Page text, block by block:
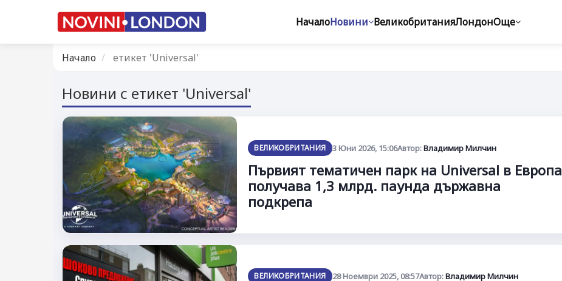
НачалоНовини ВеликобританияЛондонОще
Начало етикет 'Universal'
Новини с етикет 'Universal'
ВЕЛИКОБРИТАНИЯ 3 Юни 2026, 15:06Автор:Владимир Милчин
Първият тематичен парк на Universal в Европа
получава 1,3 млрд. паунда държавна
подкрепа
ВЕЛИКОБРИТАНИЯ 28 Ноември 2025, 08:57Автор:Владимир Милчин